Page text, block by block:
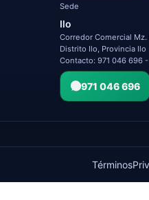
Sede
Ilo
Corredor Comercial Mz.
Distrito Ilo, Provincia Ilo
Contacto: 971 046 696
971 046 696
Términos